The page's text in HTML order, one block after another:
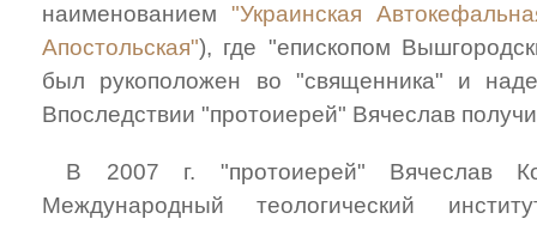
наименованием"Украинская
Апостольская"), где "епископом
был рукоположен во "священника" и
Впоследствии "протоиерей" Вячеслав
В 2007 г. "протоиерей" Вячеслав
Международный теологический